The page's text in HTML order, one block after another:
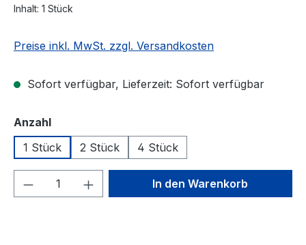
Inhalt: 1 Stück
Preise inkl. MwSt. zzgl. Versandkosten
Sofort verfügbar, Lieferzeit: Sofort verfügbar
Anzahlauswählen
1 Stück
2 Stück 4 Stück
Produkt Anzahl: Gib denIn den Warenkorb